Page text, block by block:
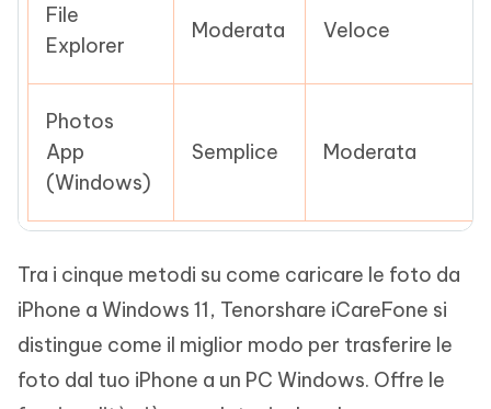
File
Explorer
Moderata Veloce
Photos
App
(Windows)
Semplice Moderata
Tra i cinque metodi su come caricare le foto da
iPhone a Windows 11, Tenorshare iCareFone si
distingue come il miglior modo per trasferire le
foto dal tuo iPhone a un PC Windows. Offre le